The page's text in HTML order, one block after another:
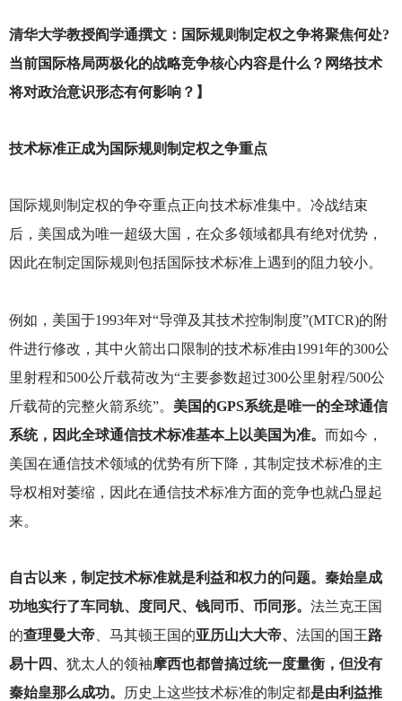
清华大学教授阎学通撰文：国际规则制定权之争将聚焦何处?
当前国际格局两极化的战略竞争核心内容是什么？网络技术
将对政治意识形态有何影响？】
技术标准正成为国际规则制定权之争重点
国际规则制定权的争夺重点正向技术标准集中。冷战结束
后，美国成为唯一超级大国，在众多领域都具有绝对优势，
因此在制定国际规则包括国际技术标准上遇到的阻力较小。
例如，美国于1993年对“导弹及其技术控制制度”(MTCR)的附
件进行修改，其中火箭出口限制的技术标准由1991年的300公
里射程和500公斤载荷改为“主要参数超过300公里射程/500公
斤载荷的完整火箭系统”。 美国的GPS系统是唯一的全球通信
系统，因此全球通信技术标准基本上以美国为准。 而如今，
美国在通信技术领域的优势有所下降，其制定技术标准的主
导权相对萎缩，因此在通信技术标准方面的竞争也就凸显起
来。
自古以来，制定技术标准就是利益和权力的问题。秦始皇成
功地实行了车同轨、度同尺、钱同币、币同形。 法兰克王国
的查理曼大帝、马其顿王国的亚历山大大帝、 法国的国王路
易十四、 犹太人的领袖摩西也都曾搞过统一度量衡，但没有
秦始皇那么成功。
历史上这些技术标准的制定都是由利益推